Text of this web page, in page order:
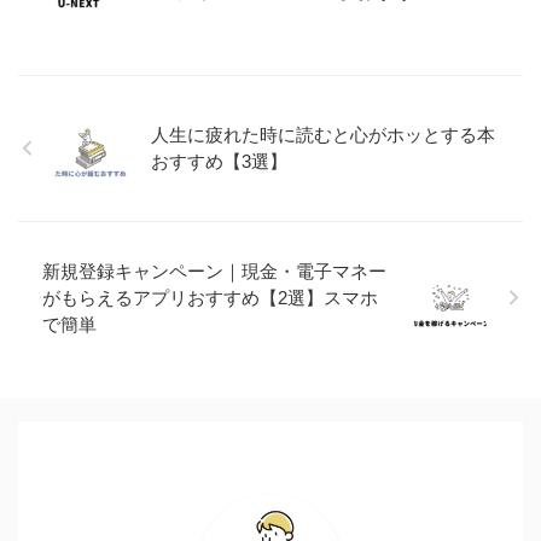
人生に疲れた時に読むと心がホッとする本
おすすめ【3選】
新規登録キャンペーン｜現金・電子マネー
がもらえるアプリおすすめ【2選】スマホ
で簡単